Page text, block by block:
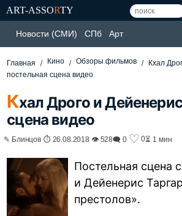
ART-ASSORTY
Новости (СМИ) СПб Арт
Главная Кино Обзоры фильмов
Кхал
постельная сцена видео
Кхал Дрого и
сцена видео
✎ Блинцов ⏱ 26.08.2018 👁 528🗨 0 ♡ 0⏳ 1 мин
Постельная сцена
и Дейенерис
престолов».